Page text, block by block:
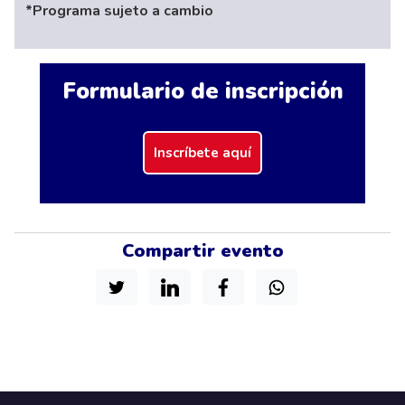
Formulario de inscripción
Inscríbete aquí
Compartir evento
*Programa sujeto a cambio